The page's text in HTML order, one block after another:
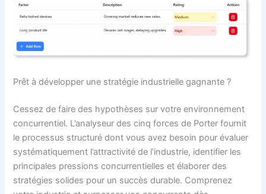
Prêt à développer une stratégie industrielle gagnante ?
Cessez de faire des hypothèses sur votre environnement
concurrentiel. L’analyseur des cinq forces de Porter fournit
le processus structuré dont vous avez besoin pour évaluer
systématiquement l’attractivité de l’industrie, identifier les
principales pressions concurrentielles et élaborer des
stratégies solides pour un succès durable. Comprenez